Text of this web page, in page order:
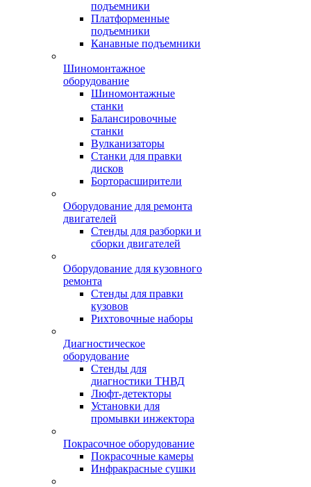
подъемники
Платформенные
подъемники
Канавные подъемники
Шиномонтажное
оборудование
Шиномонтажные
станки
Балансировочные
станки
Вулканизаторы
Станки для правки
дисков
Борторасширители
Оборудование для ремонта
двигателей
Стенды для разборки и
сборки двигателей
Оборудование для кузовного
ремонта
Стенды для правки
кузовов
Рихтовочные наборы
Диагностическое
оборудование
Стенды для
диагностики ТНВД
Люфт-детекторы
Установки для
промывки инжектора
Покрасочное оборудование
Покрасочные камеры
Инфракрасные сушки